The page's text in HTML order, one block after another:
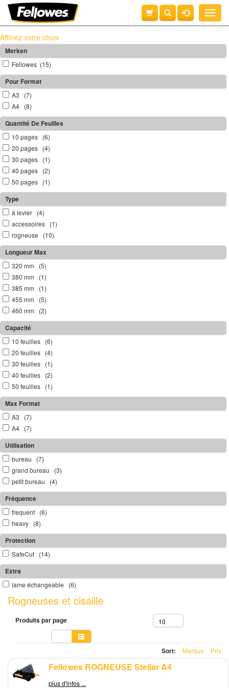
Toggle
Affinez votre choix
Merken
Fellowes (15)
Pour Format
A3 (7)
A4 (8)
Quantité De Feuilles
10 pages (6)
20 pages (4)
30 pages (1)
40 pages (2)
50 pages (1)
Type
à levier (4)
accessoires (1)
rogneuse (10)
Longueur Max
320 mm (5)
380 mm (1)
385 mm (1)
455 mm (5)
460 mm (2)
Capacité
10 feuilles (6)
20 feuilles (4)
30 feuilles (1)
40 feuilles (2)
50 feuilles (1)
Max Format
A3 (7)
A4 (7)
Utilisation
bureau (7)
grand bureau (3)
petit bureau (4)
Fréquence
frequent (6)
heavy (8)
Protection
SafeCut (14)
Extra
lame échangeable (6)
Rogneuses et cisaille
Produits par page 10
Sort: Marque Prix
Fellowes ROGNEUSE Stellar A4
plus d'infos ...